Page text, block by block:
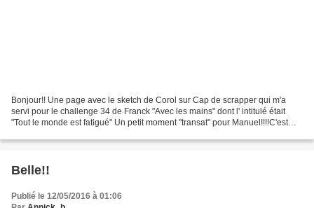
Bonjour!! Une page avec le sketch de Corol sur Cap de scrapper qui m'a
servi pour le challenge 34 de Franck "Avec les mains" dont l' intitulé était
"Tout le monde est fatigué" Un petit moment "transat" pour Manuel!!!!C'est
Belle!!
Publié le 12/05/2016 à 01:06